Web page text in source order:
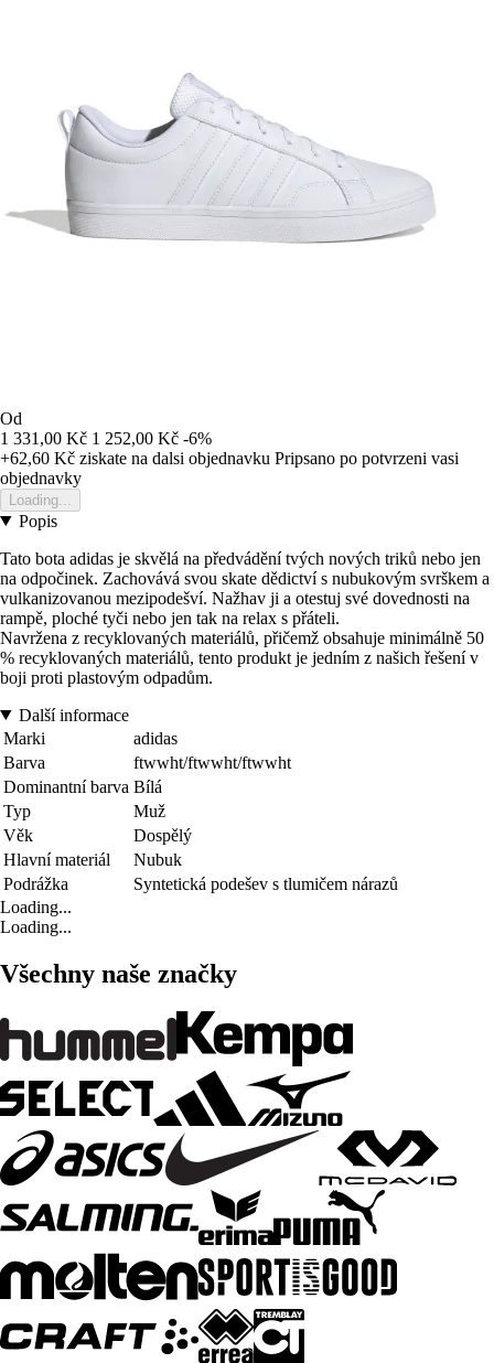
Od
1 331,00 Kč 1 252,00 Kč -6%
+62,60 Kč ziskate na dalsi objednavku Pripsano po potvrzeni vasi
objednavky
Loading...
Popis
Tato bota adidas je skvělá na předvádění tvých nových triků nebo jen
na odpočinek. Zachovává svou skate dědictví s nubukovým svrškem a
vulkanizovanou mezipodešví. Nažhav ji a otestuj své dovednosti na
rampě, ploché tyči nebo jen tak na relax s přáteli.
Navržena z recyklovaných materiálů, přičemž obsahuje minimálně 50
% recyklovaných materiálů, tento produkt je jedním z našich řešení v
boji proti plastovým odpadům.
Další informace
Marki
adidas
Barva
ftwwht/ftwwht/ftwwht
Dominantní barva Bílá
Typ
Muž
Věk
Dospělý
Hlavní materiál
Nubuk
Podrážka
Syntetická podešev s tlumičem nárazů
Loading...
Loading...
Všechny naše značky